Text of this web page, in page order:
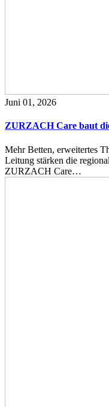
Juni 01, 2026
ZURZACH Care baut
Mehr Betten, erweitertes
Leitung stärken die
ZURZACH Care…